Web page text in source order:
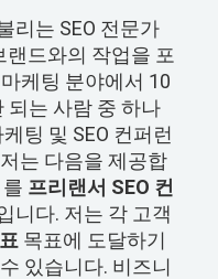
리는 SEO 전문가
랜드와의 작업을 포
케팅 분야에서 10
되는 사람 중 하나
팅 및 SEO 컨퍼런
는 다음을 제공합
를 프리랜서 SEO 컨
니다. 저는 각 고객
목표에 도달하기
있습니다. 비즈니